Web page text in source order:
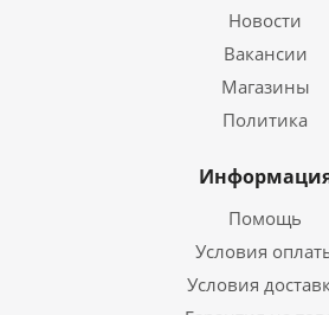
Новости
Вакансии
Магазины
Политика
Помощь
Условия
Условия